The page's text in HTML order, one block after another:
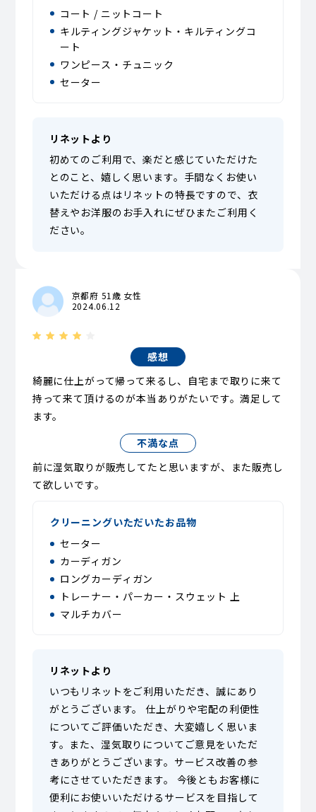
コート / ニットコート
キルティングジャケット・キルティングコ
ート
ワンピース・チュニック
セーター
リネットより
初めてのご利用で、楽だと感じていただけた
とのこと、嬉しく思います。手間なくお使い
いただける点はリネットの特長ですので、衣
替えやお洋服のお手入れにぜひまたご利用く
ださい。
京都府 51歳 女性
2024.06.12
感想
綺麗に仕上がって帰って来るし、自宅まで取りに来て
持って来て頂けるのが本当ありがたいです。満足して
ます。
不満な点
前に湿気取りが販売してたと思いますが、また販売し
て欲しいです。
クリーニングいただいたお品物
セーター
カーディガン
ロングカーディガン
トレーナー・パーカー・スウェット 上
マルチカバー
リネットより
いつもリネットをご利用いただき、誠にあり
がとうございます。 仕上がりや宅配の利便性
についてご評価いただき、大変嬉しく思いま
す。また、湿気取りについてご意見をいただ
きありがとうございます。サービス改善の参
考にさせていただきます。 今後ともお客様に
便利にお使いいただけるサービスを目指して